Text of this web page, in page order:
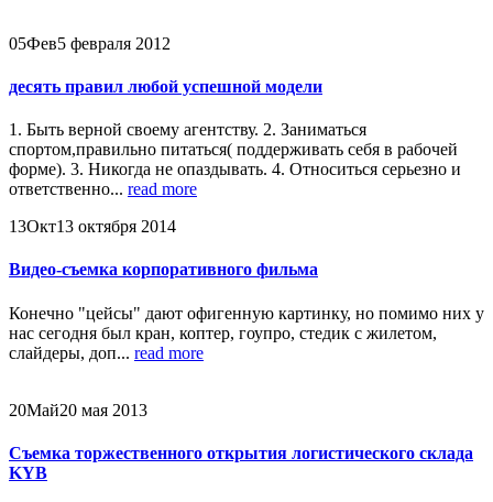
05Фев5 февраля 2012
десять правил любой успешной модели
1. Быть верной своему агентству. 2. Заниматься
спортом,правильно питаться( поддерживать себя в рабочей
форме). 3. Никогда не опаздывать. 4. Относиться серьезно и
ответственно... read more
13Окт13 октября 2014
Видео-съемка корпоративного фильма
Конечно "цейсы" дают офигенную картинку, но помимо них у
нас сегодня был кран, коптер, гоупро, стедик с жилетом,
слайдеры, доп... read more
20Май20 мая 2013
Съемка торжественного открытия логистического склада
KYB